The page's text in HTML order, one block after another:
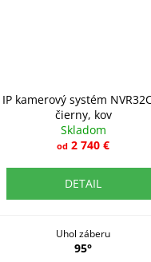
kamerový systém
čierny, kov
Skladom
od 2 740 €
DETAIL
Uhol záberu
95°